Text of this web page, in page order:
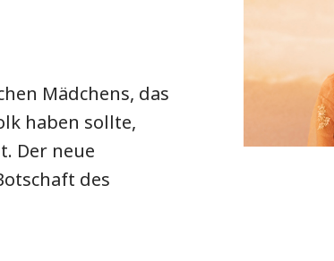
Mädchens, das
haben sollte,
Der neue
des